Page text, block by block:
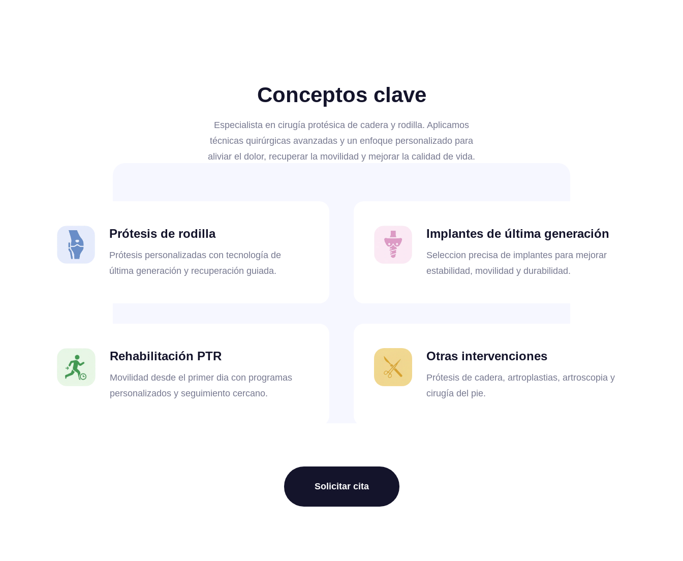
Conceptos clave
Especialista en cirugía protésica de cadera y rodilla. Aplicamos
técnicas quirúrgicas avanzadas y un enfoque personalizado para
aliviar el dolor, recuperar la movilidad y mejorar la calidad de vida.
Prótesis de rodilla
Prótesis personalizadas con tecnología de
última generación y recuperación guiada.
Implantes de última generación
Seleccion precisa de implantes para mejorar
estabilidad, movilidad y durabilidad.
Rehabilitación PTR
Movilidad desde el primer dia con programas
personalizados y seguimiento cercano.
Otras intervenciones
Prótesis de cadera, artroplastias, artroscopia y
cirugía del pie.
Solicitar cita